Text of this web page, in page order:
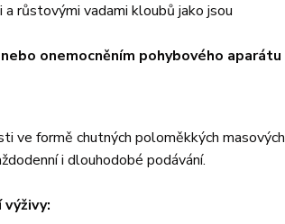
růstovými vadami kloubů jako jsou
onemocněním pohybového aparátu
ve formě chutných poloměkkých masových
i dlouhodobé podávání.